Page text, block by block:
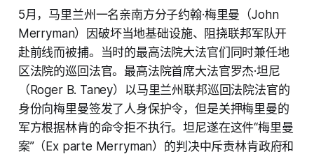
5月，马里兰州一名亲南方分子约翰·梅里曼（John
Merryman）因破坏当地基础设施、阻挠联邦军队开
赴前线而被捕。当时的最高法院大法官们同时兼任地
区法院的巡回法官。最高法院首席大法官罗杰·坦尼
（Roger B. Taney）以马里兰州联邦巡回法院法官的
身份向梅里曼签发了人身保护令，但是关押梅里曼的
军方根据林肯的命令拒不执行。坦尼遂在这件“梅里曼
案”（Ex parte Merryman）的判决中斥责林肯政府和